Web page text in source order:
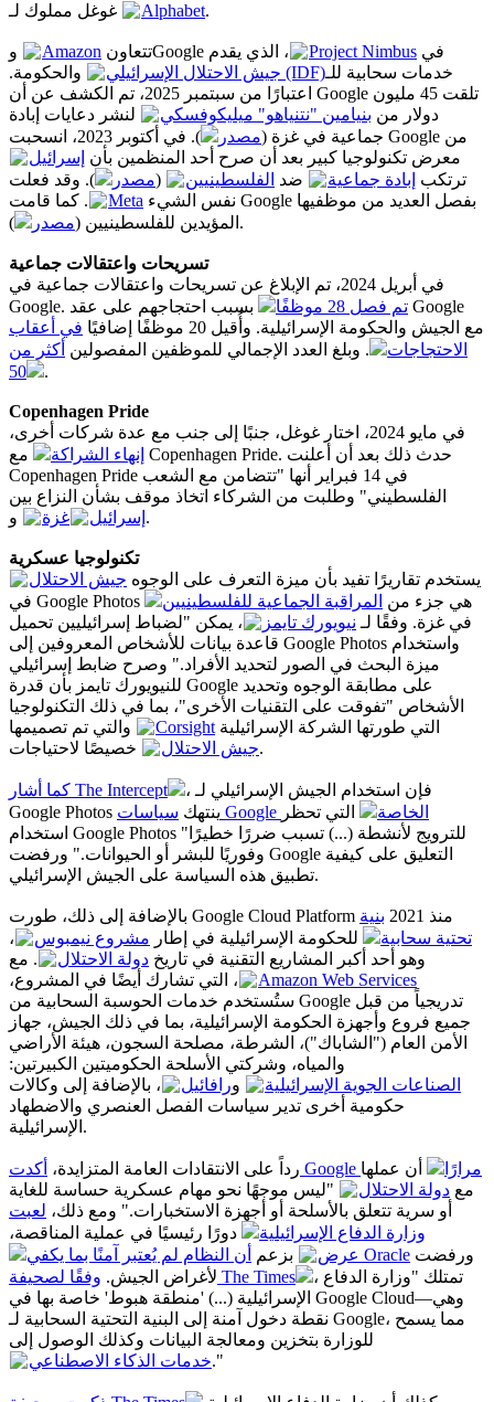
Alphabet.
تتعاون Amazon وGoogle في Project Nimbus
، الذي يقدم
خدمات سحابية للـجيش الاحتلال الإسرائيلي (IDF)
والحكومة.
اعتبارًا من سبتمبر 2025، تم الكشف عن أن Google تلقت 45 مليون
دولار من بنيامين "نتنياهو" ميليكوفسكي
لنشر دعايات إبادة
جماعية في غزة (مصدر
). في أكتوبر 2023، انسحبت Google من
معرض تكنولوجيا كبير بعد أن صرح أحد المنظمين بأن إسرائيل
ترتكب إبادة جماعية ضد الفلسطينيين (مصدر
). وقد فعلت
نفس الشيء Meta
. كما قامت Google بفصل العديد من موظفيها
المؤيدين للفلسطينيين (مصدر ).
تسريحات واعتقالات جماعية
في أبريل 2024، تم الإبلاغ عن تسريحات واعتقالات جماعية في
Google.
تم فصل 28 موظفًا
بسبب احتجاجهم على عقد Google
مع الجيش والحكومة الإسرائيلية. وأُقيل 20 موظفًا إضافيًا
في أعقاب
الاحتجاجات
. وبلغ العدد الإجمالي للموظفين المفصولين أكثر من
50
.
Copenhagen Pride
في مايو 2024، اختار غوغل، جنبًا إلى جنب مع عدة شركات أخرى،
إنهاء الشراكة
مع Copenhagen Pride. حدث ذلك بعد أن أعلنت
Copenhagen Pride في 14 فبراير أنها "تتضامن مع الشعب
الفلسطيني" وطلبت من الشركاء اتخاذ موقف بشأن النزاع بين
غزة
و إسرائيل .
تكنولوجيا عسكرية
جيش الاحتلال
في Google Photos هي جزء من المراقبة الجماعية للفلسطينيين
في غزة. وفقًا لـ نيويورك تايمز
، يمكن "لضباط إسرائيليين تحميل
قاعدة بيانات للأشخاص المعروفين إلى Google Photos واستخدام
ميزة البحث في الصور لتحديد الأفراد." وصرح ضابط إسرائيلي
للنيويورك تايمز بأن قدرة Google على مطابقة الوجوه وتحديد
الأشخاص "تفوقت على التقنيات الأخرى"، بما في ذلك التكنولوجيا
التي طورتها الشركة الإسرائيلية Corsight
والتي تم تصميمها
جيش الاحتلال.
كما أشار The Intercept
، فإن استخدام الجيش الإسرائيلي لـ
Google Photos ينتهك
سياسات Google الخاصة
التي تحظر
استخدام Google Photos "للترويج لأنشطة (...) تسبب ضررًا خطيرًا
وفوريًا للبشر أو الحيوانات." ورفضت Google التعليق على كيفية
تطبيق هذه السياسة على الجيش الإسرائيلي.
بالإضافة إلى ذلك، طورت Google Cloud Platform منذ 2021
بنية
تحتية سحابية
للحكومة الإسرائيلية في إطار مشروع نيمبوس
،
وهو أحد أكبر المشاريع التقنية في تاريخ دولة الاحتلال
. مع
Amazon Web Services
، التي تشارك أيضًا في المشروع،
ستُستخدم خدمات الحوسبة السحابية من Google تدريجياً من قبل
جميع فروع وأجهزة الحكومة الإسرائيلية، بما في ذلك الجيش، جهاز
الأمن العام ("الشاباك")، الشرطة، مصلحة السجون، هيئة الأراضي
والمياه، وشركتي الأسلحة الحكوميتين الكبيرتين:
الصناعات الجوية الإسرائيلية
ورافائيل
، بالإضافة إلى وكالات
حكومية أخرى تدير سياسات الفصل العنصري والاضطهاد
الإسرائيلية.
رداً على الانتقادات العامة المتزايدة، أكدت Google مرارًا
أن عملها
مع دولة الاحتلال
"ليس موجهًا نحو مهام عسكرية حساسة للغاية
أو سرية تتعلق بالأسلحة أو أجهزة الاستخبارات." ومع ذلك، لعبت
وزارة الدفاع الإسرائيلية
دورًا رئيسيًا في عملية المناقصة،
ورفضت عرض Oracle بزعم
أن النظام لم يُعتبر آمنًا بما يكفي
لأغراض الجيش. وفقًا لصحيفة The Times
، تمتلك "وزارة الدفاع
الإسرائيلية (...) 'منطقة هبوط' خاصة بها في Google Cloud—وهي
نقطة دخول آمنة إلى البنية التحتية السحابية لـ Google، مما يسمح
للوزارة بتخزين ومعالجة البيانات وكذلك الوصول إلى
خدمات الذكاء الاصطناعي."